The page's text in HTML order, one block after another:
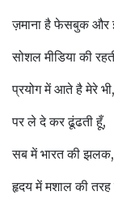
ज़माना है फेसबुक और
सोशल मीडिया की
प्रयोग में आते है मेरे भी,
पर ले दे कर ढूंढती हूँ,
सब में भारत की झलक,
हृदय में मशाल की तरह